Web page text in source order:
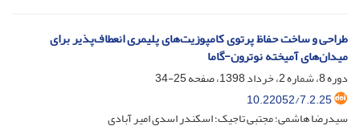
طراحی و ساخت حفاظ پرتوی کامپوزیت‌های پلیمری انعطاف‌پذیر برای
میدان‌های آمیخته نوترون-گاما
دوره 8، شماره 2، خرداد 1398، صفحه
25-34
10.22052/7.2.25
سیدرضا هاشمی؛ مجتبی تاجیک؛ اسکندر اسدی امیر آبادی